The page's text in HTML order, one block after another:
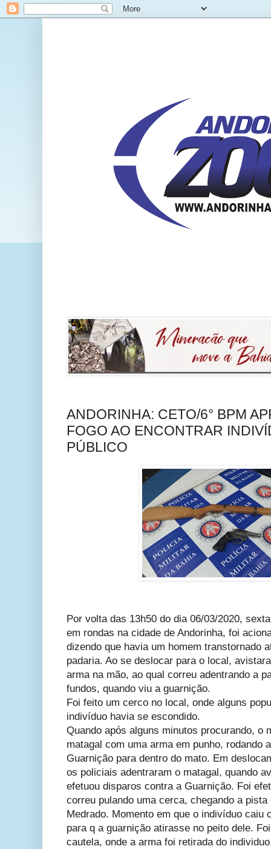
ANDORINHA: CETO/6° BPM
FOGO AO ENCONTRAR
PÚBLICO
Por volta das 13h50 do dia 06/03/2020,
em rondas na cidade de Andorinha, foi
dizendo que havia um homem transtornado
padaria. Ao se deslocar para o local,
arma na mão, ao qual correu adentrando a
fundos, quando viu a guarnição.
Foi feito um cerco no local, onde alguns
indivíduo havia se escondido.
Quando após alguns minutos procurando, o
matagal com uma arma em punho, rodando
Guarnição para dentro do mato. Em
os policiais adentraram o matagal, quando
efetuou disparos contra a Guarnição. Foi
correu pulando uma cerca, chegando a
Medrado. Momento em que o indivíduo caiu
para q a guarnição atirasse no peito dele.
cautela, onde a arma foi retirada do